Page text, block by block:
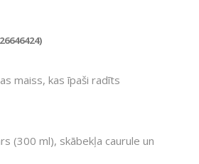
maiss, kas īpaši radīts
(300 ml), skābekļa caurule un